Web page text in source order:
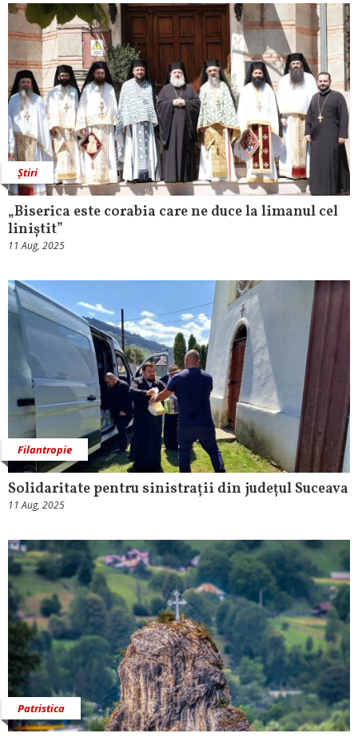
Știri
„Biserica este corabia care ne duce la limanul cel
liniștit”
11 Aug, 2025
Filantropie
Solidaritate pentru sinistrații din județul Suceava
11 Aug, 2025
Patristica